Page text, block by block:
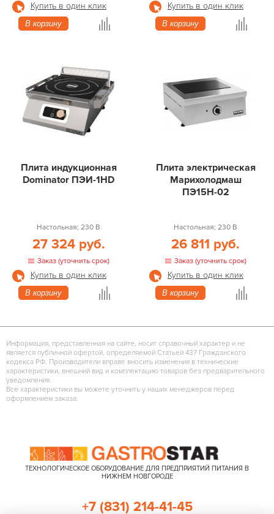
Купить в один клик
В корзину
Купить в один клик
В корзину
Плита индукционная
Dominator ПЭИ-1HD
Настольная; 230 В
27 324 руб.
Заказ (уточнить срок)
Купить в один клик
В корзину
Плита электрическая
Марихолодмаш
ПЭ15Н-02
Настольная; 230 В
26 811 руб.
Заказ (уточнить срок)
Купить в один клик
В корзину
Информация, представленная на сайте, носит справочный характер и не
является публичной офертой, определяемой Статьей 437 Гражданского
кодекса РФ. Производители вправе вносить изменения в технические
характеристики, внешний вид и комплектацию товаров без предварительного
уведомления.
Все характеристики вы можете уточнить у наших менеджеров перед
оформлением заказа.
ТЕХНОЛОГИЧЕСКОЕ ОБОРУДОВАНИЕ ДЛЯ ПРЕДПРИЯТИЙ ПИТАНИЯ В
НИЖНЕМ НОВГОРОДЕ
+7 (831) 214-41-45